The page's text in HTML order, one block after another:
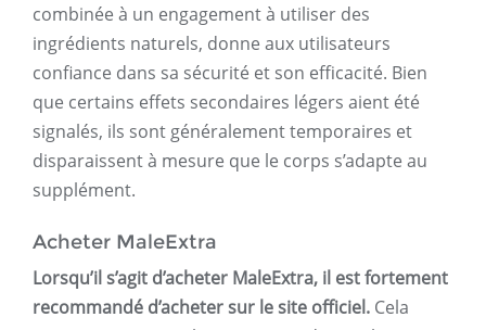
combinée à un engagement à utiliser des
ingrédients naturels, donne aux utilisateurs
confiance dans sa sécurité et son efficacité. Bien
que certains effets secondaires légers aient été
signalés, ils sont généralement temporaires et
disparaissent à mesure que le corps s’adapte au
supplément.
Acheter MaleExtra
Lorsqu’il s’agit d’acheter MaleExtra, il est fortement
recommandé d’acheter sur le site officiel. Cela